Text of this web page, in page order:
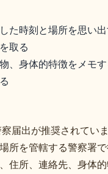
た時刻と場所を思い
取る
、身体的特徴をメモ
届出が推奨されてい
所を管轄する警察署
住所、連絡先、身体